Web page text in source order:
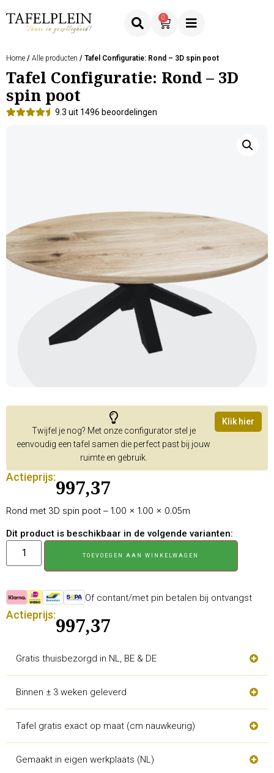
0
Home / Alle producten / Tafel Configuratie: Rond – 3D spin poot
Tafel Configuratie: Rond – 3D
spin poot
9.3 uit 1496 beoordelingen
Twijfel je nog? Met onze configurator stel je
eenvoudig een tafel samen die perfect past bij jouw
ruimte en gebruik.
Klik hier
Actieprijs:
997,37
Rond met 3D spin poot – 1.00 × 1.00 × 0.05m
Dit product is beschikbaar in de volgende varianten:
TOEVOEGEN AAN WINKELWAGEN
Of contant/met pin betalen bij ontvangst
Actieprijs:
997,37
Gratis thuisbezorgd in NL, BE & DE
Binnen ± 3 weken geleverd
Tafel gratis exact op maat (cm nauwkeurig)
Gemaakt in eigen werkplaats (NL)